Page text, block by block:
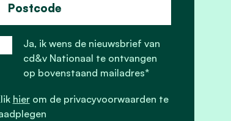
Postcode
Ja, ik wens de nieuwsbrief van
cd&v Nationaal te ontvangen
op bovenstaand mailadres*
hierom de privacyvoorwaarden te